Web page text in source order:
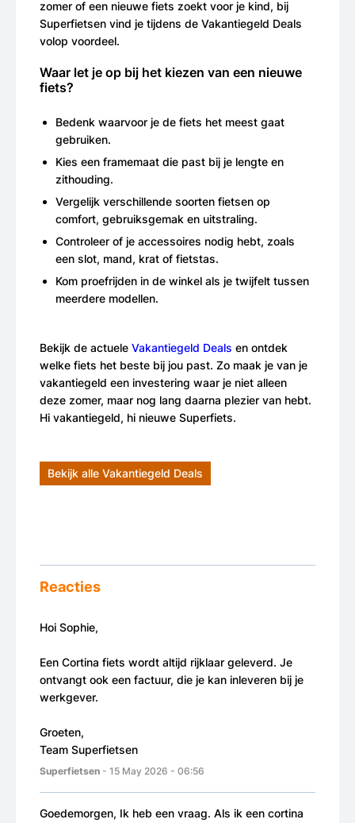
zomer of een nieuwe fiets zoekt voor je kind, bij
Superfietsen vind je tijdens de Vakantiegeld Deals
volop voordeel.
Waar let je op bij het kiezen van een nieuwe
fiets?
Bedenk waarvoor je de fiets het meest gaat
gebruiken.
Kies een framemaat die past bij je lengte en
zithouding.
Vergelijk verschillende soorten fietsen op
comfort, gebruiksgemak en uitstraling.
Controleer of je accessoires nodig hebt, zoals
een slot, mand, krat of fietstas.
Kom proefrijden in de winkel als je twijfelt tussen
meerdere modellen.
Bekijk de actuele Vakantiegeld Deals en ontdek
welke fiets het beste bij jou past. Zo maak je van je
vakantiegeld een investering waar je niet alleen
deze zomer, maar nog lang daarna plezier van hebt.
Hi vakantiegeld, hi nieuwe Superfiets.
Bekijk alle Vakantiegeld Deals
Reacties
Hoi Sophie,
Een Cortina fiets wordt altijd rijklaar geleverd. Je
ontvangt ook een factuur, die je kan inleveren bij je
werkgever.
Groeten,
Team Superfietsen
Superfietsen - 15 May 2026 - 06:56
Goedemorgen, Ik heb een vraag. Als ik een cortina